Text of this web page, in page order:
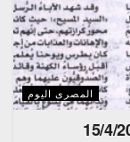
المصرى اليوم